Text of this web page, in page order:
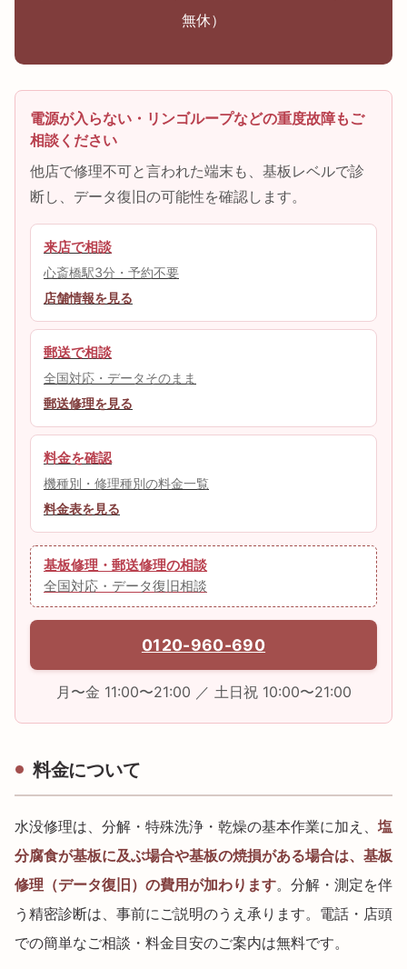
無休）
電源が入らない・リンゴループなどの重度故障もご
相談ください
他店で修理不可と言われた端末も、基板レベルで診
断し、データ復旧の可能性を確認します。
来店で相談
心斎橋駅3分・予約不要
店舗情報を見る
郵送で相談
全国対応・データそのまま
郵送修理を見る
料金を確認
機種別・修理種別の料金一覧
料金表を見る
基板修理・郵送修理の相談
全国対応・データ復旧相談
0120-960-690
月〜金 11:00〜21:00 ／ 土日祝 10:00〜21:00
料金について
水没修理は、分解・特殊洗浄・乾燥の基本作業に加え、 塩
分腐食が基板に及ぶ場合や基板の焼損がある場合は、基板
修理（データ復旧）の費用が加わります。分解・測定を伴
う精密診断は、事前にご説明のうえ承ります。電話・店頭
での簡単なご相談・料金目安のご案内は無料です。